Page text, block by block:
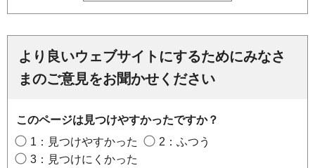
より良いウェブサイトにするためにみなさ
まのご意見をお聞かせください
このページは見つけやすかったですか？
1：見つけやすかった
2：ふつう
3：見つけにくかった